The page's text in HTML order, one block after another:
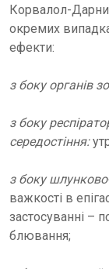
Корвалол-
окремих
ефекти:
з боку органів
з боку
середостіння:
з боку
важкості в
застосуванні –
блювання;